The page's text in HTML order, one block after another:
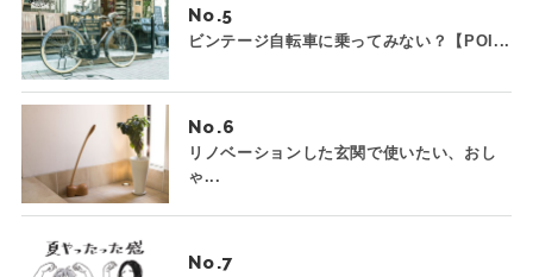
No.
ビンテージ自転車に乗ってみない？【POI...
No.
リノベーションした玄関で使いたい、おし
ゃ...
No.